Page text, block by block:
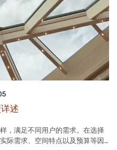
述
，满足不同用户的需求。在选择
际需求、空间特点以及预算等因